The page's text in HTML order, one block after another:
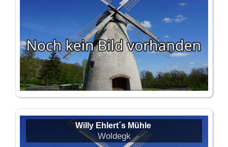
Willy Ehlert´s Mühle
Woldegk